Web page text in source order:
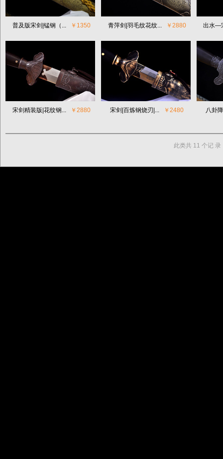
普及版宋剑|锰钢（... ￥1350 青萍剑|羽毛纹花纹... ￥2880 出水—
宋剑精装版|花纹钢... ￥2880 宋剑|百炼钢烧刃|... ￥2480 八卦
此类共 11 个记 录